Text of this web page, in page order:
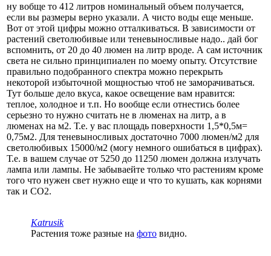
ну вобще то 412 литров номинальный объем получается,
если вы размеры верно указали. А чисто воды еще меньше.
Вот от этой цифры можно отталкиваться. В зависимости от
растений светолюбивые или теневыносливые надо.. дай бог
вспомнить, от 20 до 40 люмен на литр вроде. А сам источник
света не сильно принципиален по моему опыту. Отсутствие
правильно подобранного спектра можно перекрыть
некоторой избыточной мощностью чтоб не заморачиваться.
Тут больше дело вкуса, какое освещение вам нравится:
теплое, холодное и т.п. Но вообще если отнестись более
серьезно то нужно считать не в люменах на литр, а в
люменах на м2. Т.е. у вас площадь поверхности 1,5*0,5м=
0,75м2. Для теневыносливых достаточно 7000 люмен/м2 для
светолюбивых 15000/м2 (могу немного ошибаться в цифрах).
Т.е. в вашем случае от 5250 до 11250 люмен должна излучать
лампа или лампы. Не забываейте только что растениям кроме
того что нужен свет нужно еще и что то кушать, как корнями
так и СО2.
Katrusik
Растения тоже разные на фото видно.